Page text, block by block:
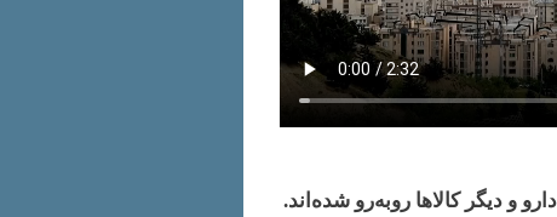
و دیگر کالاها روبه‌رو شده‌اند.